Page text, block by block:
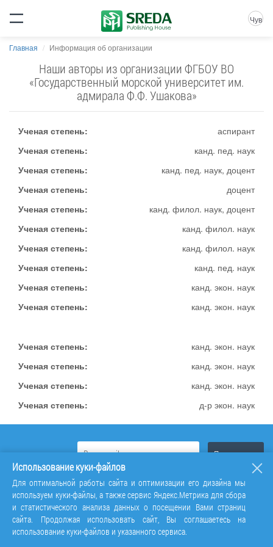
Чув
Главная Информация об организации
Наши авторы из организации ФГБОУ ВО
«Государственный морской университет им.
адмирала Ф.Ф. Ушакова»
Ученая степень:
аспирант
Ученая степень:
канд. пед. наук
Ученая степень:
канд. пед. наук, доцент
Ученая степень:
доцент
Ученая степень:
канд. филол. наук, доцент
Ученая степень:
канд. филол. наук
Ученая степень:
канд. филол. наук
Ученая степень:
канд. пед. наук
Ученая степень:
канд. экон. наук
Ученая степень:
канд. экон. наук
Ученая степень:
канд. экон. наук
Ученая степень:
канд. экон. наук
Ученая степень:
канд. экон. наук
Ученая степень:
д-р экон. наук
Использование куки-файлов
Для оптимальной работы сайта и оптимизации его дизайна мы
используем куки-файлы, а также сервис Яндекс.Метрика для сбора
и статистического анализа данных о посещении Вами страниц
сайта. Продолжая использовать сайт, Вы соглашаетесь на
использование куки-файлов и указанного сервиса.